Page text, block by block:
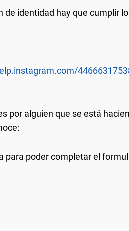
de identidad hay que cumplir
por alguien que se está
para poder completar el